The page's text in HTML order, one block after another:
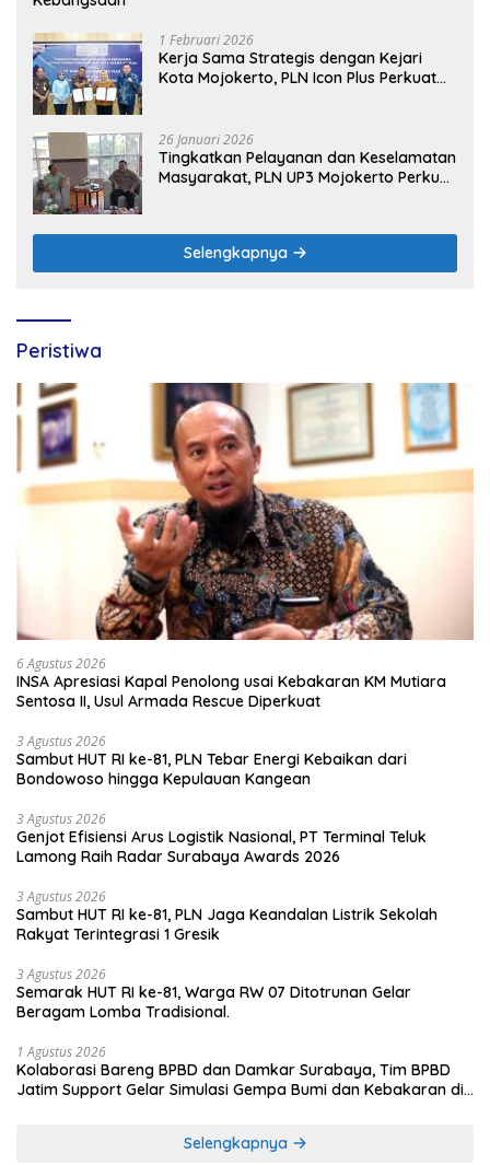
1 Februari 2026
Kerja Sama Strategis dengan Kejari
Kota Mojokerto, PLN Icon Plus Perkuat
26 Januari 2026
Tingkatkan Pelayanan dan Keselamatan
Masyarakat, PLN UP3 Mojokerto Perkuat
Selengkapnya
Peristiwa
6 Agustus 2026
INSA Apresiasi Kapal Penolong usai Kebakaran KM Mutiara
Sentosa II, Usul Armada Rescue Diperkuat
3 Agustus 2026
Sambut HUT RI ke-81, PLN Tebar Energi Kebaikan dari
Bondowoso hingga Kepulauan Kangean
3 Agustus 2026
Genjot Efisiensi Arus Logistik Nasional, PT Terminal Teluk
Lamong Raih Radar Surabaya Awards 2026
3 Agustus 2026
Sambut HUT RI ke-81, PLN Jaga Keandalan Listrik Sekolah
Rakyat Terintegrasi 1 Gresik
3 Agustus 2026
Semarak HUT RI ke-81, Warga RW 07 Ditotrunan Gelar
Beragam Lomba Tradisional.
1 Agustus 2026
Kolaborasi Bareng BPBD dan Damkar Surabaya, Tim BPBD
Jatim Support Gelar Simulasi Gempa Bumi dan Kebakaran di
Selengkapnya